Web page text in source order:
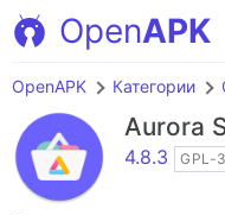
OpenAPK
OpenAPK Категории
Aurora
4.8.3 GPL-